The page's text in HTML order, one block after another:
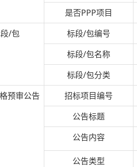
是否PPP项目
/包
标段/包编号
标段/包名称
标段/包分类
预审公告 招标项目编号
公告标题
公告内容
公告类型